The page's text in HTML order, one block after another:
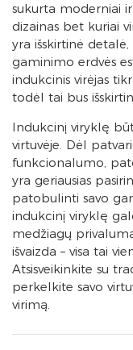
sukurta moderniai
dizainas bet kuriai
yra išskirtinė
gaminimo erdvės
indukcinis virėjas
todėl tai bus
Indukcinį viryklę
virtuvėje. Dėl
funkcionalumo,
yra geriausias
patobulinti savo
indukcinį viryklę
medžiagų
išvaizda – visa tai
Atsisveikinkite su
perkelkite savo
virimą.